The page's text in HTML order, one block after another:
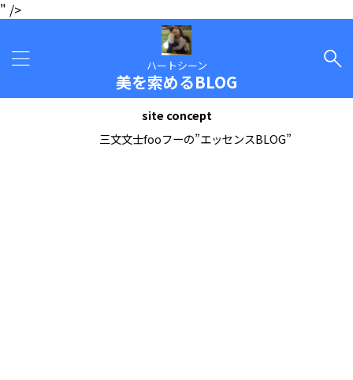
" />
ハートシーン
美を索めるBLOG
site concept
三文文士fooフーの”エッセンスBLOG”